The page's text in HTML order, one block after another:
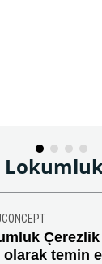
temin